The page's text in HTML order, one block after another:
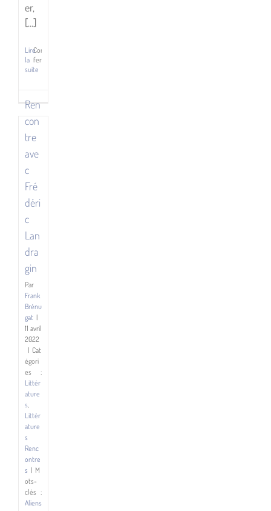
er,
[...]
Lire
la
suite
Commentaires
fermés
Ren
con
tre
ave
c
Fré
déri
c
Lan
dra
gin
Par
Frank
Brénu
gat |
11 avril
2022
| Cat
égori
es :
Littér
ature
s,
Littér
ature
s
Renc
ontre
s | M
ots-
clés :
Aliens